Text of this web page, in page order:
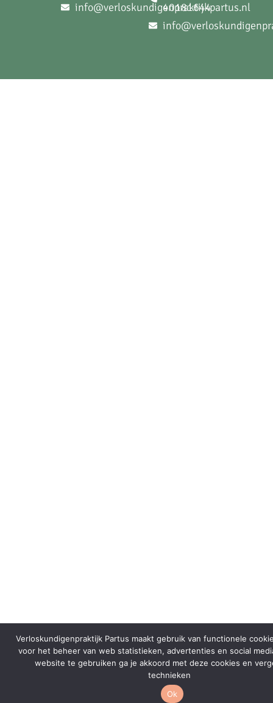
info@verloskundigenpraktijkpartus.nl
40181644
Verloskundigenpraktijk Partus maakt gebruik van functionele
voor het beheer van web statistieken, advertenties en social
website te gebruiken ga je akkoord met deze cookies en
technieken
Ok